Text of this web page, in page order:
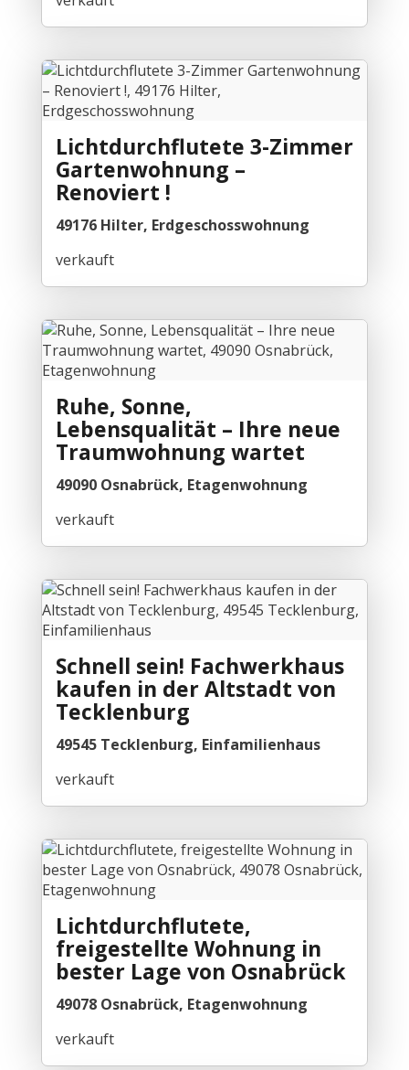
Lichtdurchflutete 3-Zimmer
Gartenwohnung –
Renoviert !
49176 Hilter, Erdgeschosswohnung
verkauft
Ruhe, Sonne,
Lebensqualität – Ihre neue
Traumwohnung wartet
49090 Osnabrück, Etagenwohnung
verkauft
Schnell sein! Fachwerkhaus
kaufen in der Altstadt von
Tecklenburg
49545 Tecklenburg, Einfamilienhaus
verkauft
Lichtdurchflutete,
freigestellte Wohnung in
bester Lage von Osnabrück
49078 Osnabrück, Etagenwohnung
verkauft